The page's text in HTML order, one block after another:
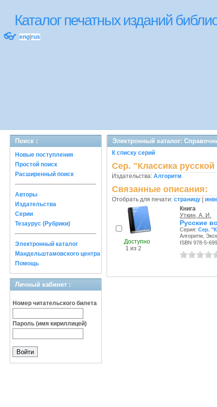
Каталог печатных изданий
👓 eng rus
Поиск :
Новые поступления
Простой поиск
Расширенный поиск
Авторы
Издательства
Серии
Тезаурус (Рубрики)
Электронный каталог
Мандельштамовского центра
Помощь
Личный кабинет :
Номер читательского билета
Пароль (имя кириллицей)
Электронный каталог:
К списку серий
Сер. "Классика
Издательства: Алгоритм
Связанные описания:
Отобрать для печати: страницу
Доступно
1 из 2
Книга
Уткин, А. И.
Русские
Серия: Сер.
Алгоритм,
ISBN 978-5-